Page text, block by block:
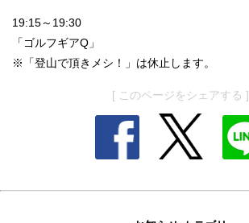
19:15～19:30
「ゴルフギアQ」
※「登山で頂きメシ！」は休止します。
[ このページをシェアする ]